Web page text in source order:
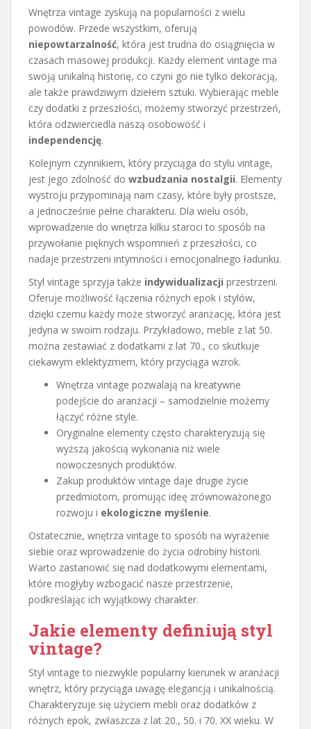
Wnętrza vintage zyskują na popularności z wielu
powodów. Przede wszystkim, oferują
niepowtarzalność, która jest trudna do osiągnięcia w
czasach masowej produkcji. Każdy element vintage ma
swoją unikalną historię, co czyni go nie tylko dekoracją,
ale także prawdziwym dziełem sztuki. Wybierając meble
czy dodatki z przeszłości, możemy stworzyć przestrzeń,
która odzwierciedla naszą osobowość i
independencję.
Kolejnym czynnikiem, który przyciąga do stylu vintage,
jest jego zdolność do wzbudzania nostalgii. Elementy
wystroju przypominają nam czasy, które były prostsze,
a jednocześnie pełne charakteru. Dla wielu osób,
wprowadzenie do wnętrza kilku staroci to sposób na
przywołanie pięknych wspomnień z przeszłości, co
nadaje przestrzeni intymności i emocjonalnego ładunku.
Styl vintage sprzyja także indywidualizacji przestrzeni.
Oferuje możliwość łączenia różnych epok i stylów,
dzięki czemu każdy może stworzyć aranżację, która jest
jedyna w swoim rodzaju. Przykładowo, meble z lat 50.
można zestawiać z dodatkami z lat 70., co skutkuje
ciekawym eklektyzmem, który przyciąga wzrok.
Wnętrza vintage pozwalają na kreatywne
podejście do aranżacji – samodzielnie możemy
łączyć różne style.
Oryginalne elementy często charakteryzują się
wyższą jakością wykonania niż wiele
nowoczesnych produktów.
Zakup produktów vintage daje drugie życie
przedmiotom, promując ideę zrównoważonego
rozwoju i ekologiczne myślenie.
Ostatecznie, wnętrza vintage to sposób na wyrażenie
siebie oraz wprowadzenie do życia odrobiny historii.
Warto zastanowić się nad dodatkowymi elementami,
które mogłyby wzbogacić nasze przestrzenie,
podkreślając ich wyjątkowy charakter.
Jakie elementy definiują styl
vintage?
Styl vintage to niezwykle popularny kierunek w aranżacji
wnętrz, który przyciąga uwagę elegancją i unikalnością.
Charakteryzuje się użyciem mebli oraz dodatków z
różnych epok, zwłaszcza z lat 20., 50. i 70. XX wieku. W